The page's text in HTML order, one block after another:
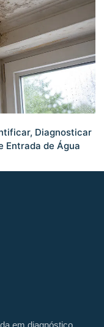
Diagnosticar
Entrada de Água
em diagnóstico